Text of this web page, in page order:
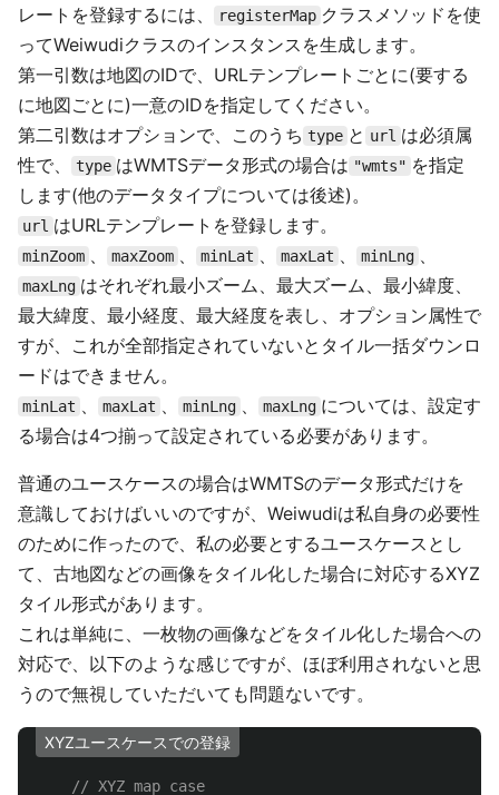
レートを登録するには、
registerMap クラスメソッドを使
ってWeiwudiクラスのインスタンスを生成します。
第一引数は地図のIDで、URLテンプレートごとに(要する
に地図ごとに)一意のIDを指定してください。
第二引数はオプションで、このうち type と url は必須属
性で、
type はWMTSデータ形式の場合は "wmts" を指定
します(他のデータタイプについては後述)。
url はURLテンプレートを登録します。
minZoom 、 maxZoom 、 minLat 、 maxLat 、 minLng 、
maxLng はそれぞれ最小ズーム、最大ズーム、最小緯度、
最大緯度、最小経度、最大経度を表し、オプション属性で
すが、これが全部指定されていないとタイル一括ダウンロ
ードはできません。
minLat 、 maxLat 、 minLng 、 maxLng については、設定す
る場合は4つ揃って設定されている必要があります。
普通のユースケースの場合はWMTSのデータ形式だけを
意識しておけばいいのですが、Weiwudiは私自身の必要性
のために作ったので、私の必要とするユースケースとし
て、古地図などの画像をタイル化した場合に対応するXYZ
タイル形式があります。
これは単純に、一枚物の画像などをタイル化した場合への
対応で、以下のような感じですが、ほぼ利用されないと思
うので無視していただいても問題ないです。
XYZユースケースでの登録
// XYZ map case